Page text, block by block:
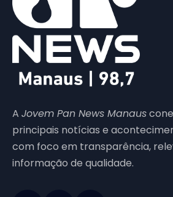
A Jovem Pan News Manaus
principais notícias e
com foco em transparência,
informação de qualidade.